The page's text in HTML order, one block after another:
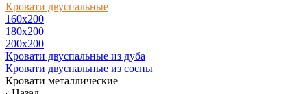
Кровати двуспальные
160х200
180x200
200x200
Кровати двуспальные из дуба
Кровати двуспальные из сосны
Кровати металлические